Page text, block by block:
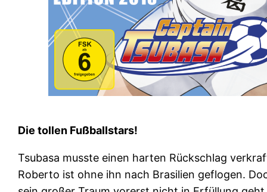
Die tollen Fußballstars!
Tsubasa musste einen harten Rückschlag
Roberto ist ohne ihn nach Brasilien geflogen.